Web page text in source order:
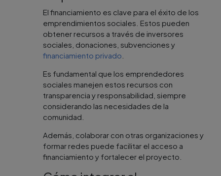
El financiamiento es clave para el éxito de los
emprendimientos sociales. Estos pueden
obtener recursos a través de inversores
sociales, donaciones, subvenciones y
financiamiento privado
Es fundamental que los emprendedores
sociales manejen estos recursos con
transparencia y responsabilidad, siempre
considerando las necesidades de la
comunidad.
Además, colaborar con otras organizaciones y
formar redes puede facilitar el acceso a
financiamiento y fortalecer el proyecto.